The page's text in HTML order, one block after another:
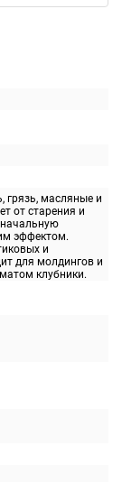
грязь, масляные и
от старения и
эффектом.
и
для молдингов и
клубники.